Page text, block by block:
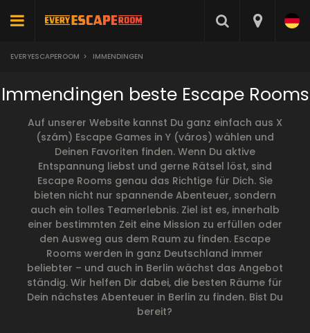
EVERYESCAPEROOM > IMMENDINGEN
Immendingen beste Escape Rooms
Auf unserer Website kannst Du ganz einfach aus X
(szám) Escape Games in Y (város) wählen und
Deinen Favoriten finden. Wenn Du aktive
Entspannung liebst und gerne Rätsel löst, sind
Escape Rooms genau das Richtige für Dich. Sie
bieten nicht nur spannende Abenteuer, sondern
auch ein tolles Teamerlebnis. Ziel ist es, innerhalb
einer bestimmten Zeit eine Mission zu erfüllen oder
den Ausweg aus dem Raum zu finden. Escape
Rooms werden in ganz Deutschland immer
beliebter – und auch in Berlin wächst das Angebot
ständig. Wir helfen Dir dabei, die besten Räume für
Dein nächstes Abenteuer in Berlin zu finden. Bist Du
bereit?